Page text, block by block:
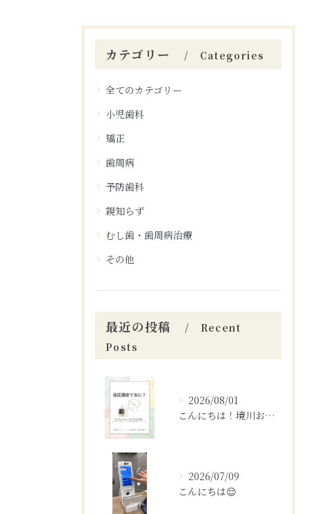
カテゴリー Categories
全てのカテゴリー
小児歯科
矯正
歯周病
予防歯科
親知らず
むし歯・歯周病治療
その他
最近の投稿
Recent
Posts
2026/08/01
こんにちは！境川おとなこども歯科矯正歯科です！✨
2026/07/09
こんにちは😌